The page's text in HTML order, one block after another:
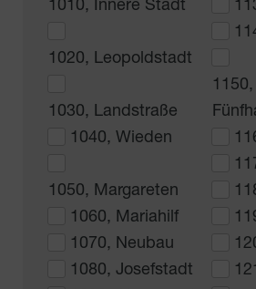
1010, Innere Stadt
1020, Leopoldstadt
1030, Landstraße
1040, Wieden
1050, Margareten
1060, Mariahilf
1070, Neubau
1080, Josefstadt